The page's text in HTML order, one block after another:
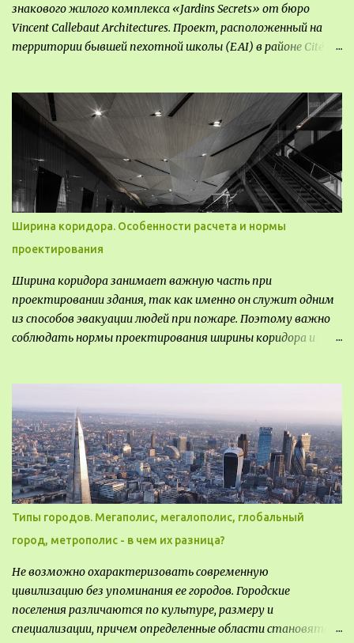
знакового жилого комплекса «Jardins Secrets» от бюро
Vincent Callebaut Architectures. Проект, расположенный на
территории бывшей пехотной школы (EAI) в районе Cité
Комплекс состоит из двух объектов: «Théia» (75 квартир,
из которых 17 — социального назначения, общая площадь 5
364 м²) и «Opale & Sens» (38 квартир, включая 11
доступных, площадь 2 845 м²). В общей сложности 113
жилых единиц спроектированы с учетом строгих норм
пожарной безопасности, принципов биоразнообразия и
социальной инклюзивности. Успех проекта был
подтвержден победой в городском конкурсе 2021 года и
получением престижной награды «Серебряная пирамида
глобального качества» от Федерации застройщиков
Окситании в 2024 году. Концепция «Jardins Secrets» — это
современный средиземноморский манифест. Архитекторы
стремились объединить память о военном прошлом
Ширина коридора. Особенности расчета и нормы
проектирования
Ширина коридора занимает важную часть при
проектировании здания, так как именно он служит одним
из способов эвакуации людей при пожаре. Поэтому важно
соблюдать нормы проектирования ширины коридора и
Типы городов. Мегаполис, мегалополис, глобальный
город, метрополис - в чем их разница?
Не возможно охарактеризовать современную
цивилизацию без упоминания ее городов. Городские
поселения различаются по культуре, размеру и
специализации, причем определенные области становятся